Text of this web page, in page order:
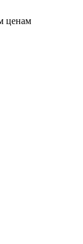
ценам